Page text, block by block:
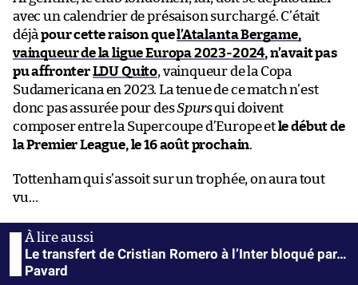
avec un calendrier de présaison surchargé. C’était
déjàpour cette raison quel’Atalanta Bergame,
vainqueur de la ligue Europa 2023-2024, n’avait pas
pu affronterLDU Quito, vainqueur de la Copa
Sudamericana en 2023. La tenue de ce match n’est
donc pas assurée pour desSpursqui doivent
composer entre la Supercoupe d’Europe etle début de
la Premier League, le 16 août prochain.
Tottenham qui s’assoit sur un trophée, on aura tout
vu…
Le transfert de Cristian Romero à l’Inter bloqué par…
Pavard